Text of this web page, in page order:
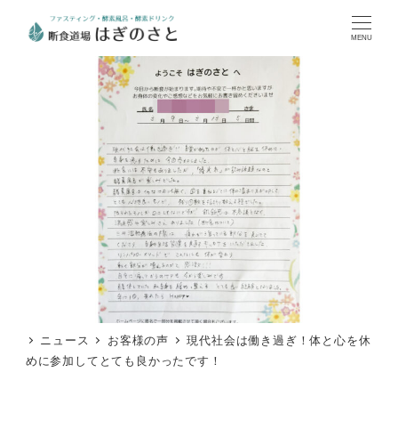
MENU
ニュース お客様の声
現代社会は働き過ぎ！体と心を休
めに参加してとても良かったです！